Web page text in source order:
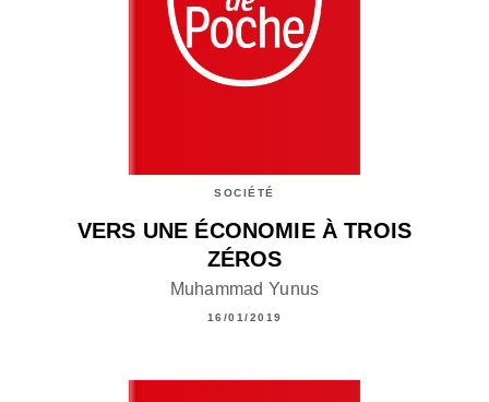
SOCIÉTÉ
VERS UNE ÉCONOMIE À TROIS
ZÉROS
Muhammad Yunus
16/01/2019